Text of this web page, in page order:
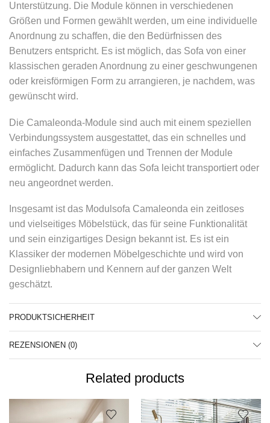
Unterstützung. Die Module können in verschiedenen
Größen und Formen gewählt werden, um eine individuelle
Anordnung zu schaffen, die den Bedürfnissen des
Benutzers entspricht. Es ist möglich, das Sofa von einer
klassischen geraden Anordnung zu einer geschwungenen
oder kreisförmigen Form zu arrangieren, je nachdem, was
gewünscht wird.
Die Camaleonda-Module sind auch mit einem speziellen
Verbindungssystem ausgestattet, das ein schnelles und
einfaches Zusammenfügen und Trennen der Module
ermöglicht. Dadurch kann das Sofa leicht transportiert oder
neu angeordnet werden.
Insgesamt ist das Modulsofa Camaleonda ein zeitloses
und vielseitiges Möbelstück, das für seine Funktionalität
und sein einzigartiges Design bekannt ist. Es ist ein
Klassiker der modernen Möbelgeschichte und wird von
Designliebhabern und Kennern auf der ganzen Welt
geschätzt.
PRODUKTSICHERHEIT
REZENSIONEN (0)
Related products